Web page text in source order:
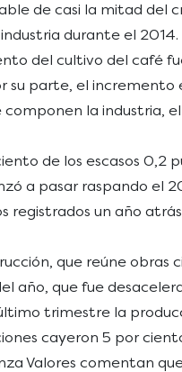
de casi la mitad
durante el 2014.
del cultivo del café
su parte, el incremento
la industria,
de los escasos 0,2
a pasar raspando el
registrados un año
que reúne obras
año, que fue
trimestre la
cayeron 5 por
Valores comentan